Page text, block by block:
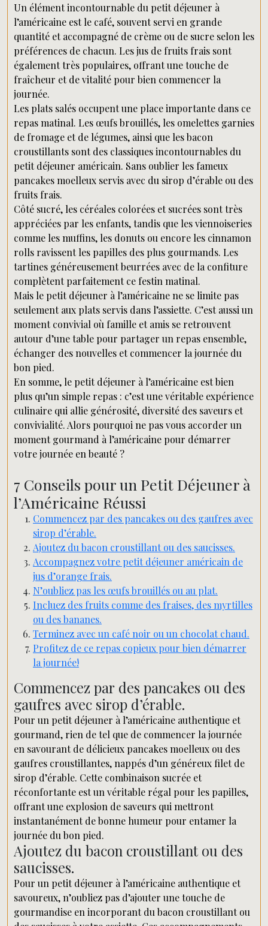
Un élément incontournable du petit déjeuner à
l’américaine est le café, souvent servi en grande
quantité et accompagné de crème ou de sucre selon les
préférences de chacun. Les jus de fruits frais sont
également très populaires, offrant une touche de
fraîcheur et de vitalité pour bien commencer la
journée.
Les plats salés occupent une place importante dans ce
repas matinal. Les œufs brouillés, les omelettes garnies
de fromage et de légumes, ainsi que les bacon
croustillants sont des classiques incontournables du
petit déjeuner américain. Sans oublier les fameux
pancakes moelleux servis avec du sirop d’érable ou des
fruits frais.
Côté sucré, les céréales colorées et sucrées sont très
appréciées par les enfants, tandis que les viennoiseries
comme les muffins, les donuts ou encore les cinnamon
rolls ravissent les papilles des plus gourmands. Les
tartines généreusement beurrées avec de la confiture
complètent parfaitement ce festin matinal.
Mais le petit déjeuner à l’américaine ne se limite pas
seulement aux plats servis dans l’assiette. C’est aussi un
moment convivial où famille et amis se retrouvent
autour d’une table pour partager un repas ensemble,
échanger des nouvelles et commencer la journée du
bon pied.
En somme, le petit déjeuner à l’américaine est bien
plus qu’un simple repas : c’est une véritable expérience
culinaire qui allie générosité, diversité des saveurs et
convivialité. Alors pourquoi ne pas vous accorder un
moment gourmand à l’américaine pour démarrer
votre journée en beauté ?
7 Conseils pour un Petit Déjeuner à
l’Américaine Réussi
Commencez par des pancakes ou des gaufres avec
sirop d’érable.
Ajoutez du bacon croustillant ou des saucisses.
Accompagnez votre petit déjeuner américain de
jus d’orange frais.
N’oubliez pas les œufs brouillés ou au plat.
Incluez des fruits comme des fraises, des myrtilles
ou des bananes.
Terminez avec un café noir ou un chocolat chaud.
Profitez de ce repas copieux pour bien démarrer
la journée!
Commencez par des pancakes ou des
gaufres avec sirop d’érable.
Pour un petit déjeuner à l’américaine authentique et
gourmand, rien de tel que de commencer la journée
en savourant de délicieux pancakes moelleux ou des
gaufres croustillantes, nappés d’un généreux filet de
sirop d’érable. Cette combinaison sucrée et
réconfortante est un véritable régal pour les papilles,
offrant une explosion de saveurs qui mettront
instantanément de bonne humeur pour entamer la
journée du bon pied.
Ajoutez du bacon croustillant ou des
saucisses.
Pour un petit déjeuner à l’américaine authentique et
savoureux, n’oubliez pas d’ajouter une touche de
gourmandise en incorporant du bacon croustillant ou